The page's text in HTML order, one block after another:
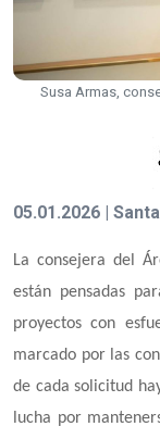
Susa Armas,
05.01.2026 |
La consejera del
están pensadas
proyectos con
marcado por las
de cada solicitud
lucha por